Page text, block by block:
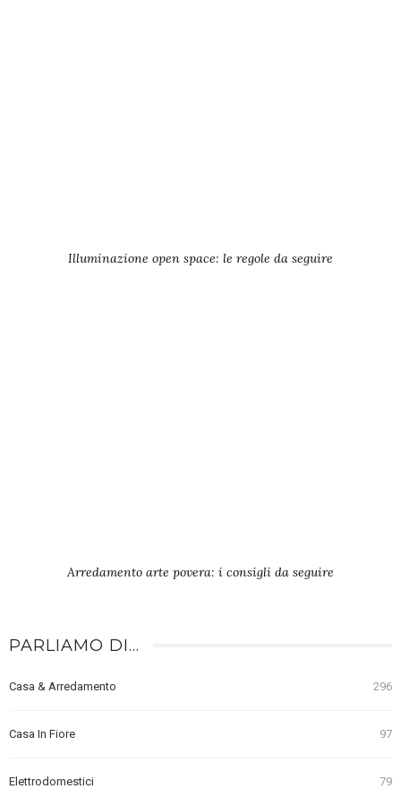
Illuminazione open space: le regole da seguire
Arredamento arte povera: i consigli da seguire
PARLIAMO DI…
Casa & Arredamento 296
Casa In Fiore 97
Elettrodomestici 79